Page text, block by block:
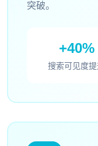
突破。
+40%
搜索可见度